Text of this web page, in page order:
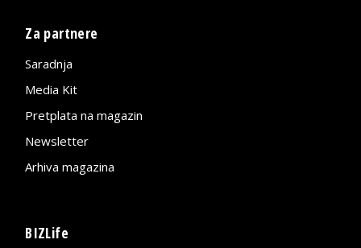
Za partnere
Saradnja
Media Kit
Pretplata na magazin
Newsletter
Arhiva magazina
BIZLife